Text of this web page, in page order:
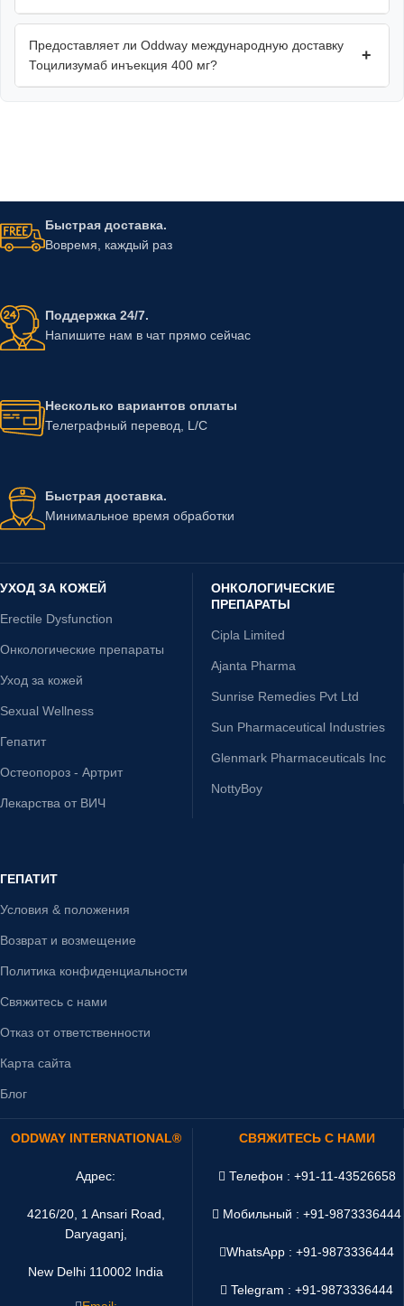
Предоставляет ли Oddway международную доставку
Тоцилизумаб инъекция 400 мг?
+
Быстрая доставка.
Вовремя, каждый раз
Поддержка 24/7.
Напишите нам в чат прямо сейчас
Несколько вариантов оплаты
Телеграфный перевод, L/C
Быстрая доставка.
Минимальное время обработки
УХОД ЗА КОЖЕЙ
Erectile Dysfunction
Онкологические препараты
Уход за кожей
Sexual Wellness
Гепатит
Остеопороз - Артрит
Лекарства от ВИЧ
ОНКОЛОГИЧЕСКИЕ
ПРЕПАРАТЫ
Cipla Limited
Ajanta Pharma
Sunrise Remedies Pvt Ltd
Sun Pharmaceutical Industries
Glenmark Pharmaceuticals Inc
NottyBoy
ГЕПАТИТ
Условия & положения
Возврат и возмещение
Политика конфиденциальности
Свяжитесь с нами
Отказ от ответственности
Карта сайта
Блог
ODDWAY INTERNATIONAL®
Адрес:
4216/20, 1 Ansari Road,
Daryaganj,
New Delhi 110002 India
СВЯЖИТЕСЬ С НАМИ
Телефон : +91-11-43526658
Мобильный : +91-9873336444
WhatsApp :+91-9873336444
Telegram : +91-9873336444